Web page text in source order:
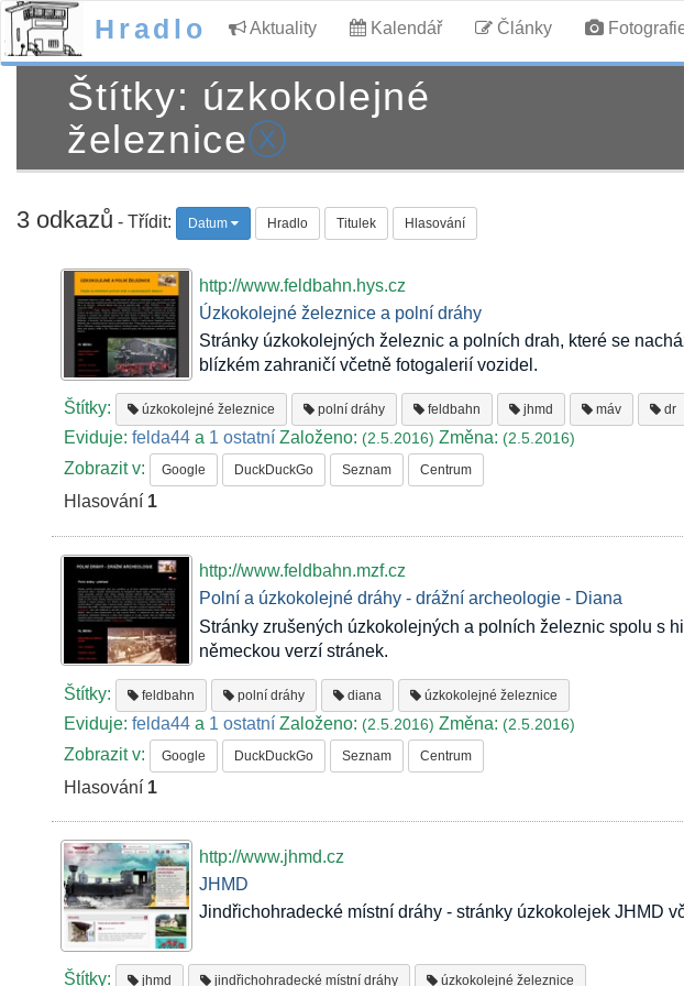
Hradlo Aktuality Kalendář Články
Štítky: úzkokolejné
železniceⓧ
3 odkazů - Třídit: Datum Hradlo Titulek Hlasování
http://www.feldbahn.hys.cz
Úzkokolejné železnice a polní dráhy
Stránky úzkokolejných železnic a polních drah, které se
blízkém zahraničí včetně fotogalerií vozidel.
Štítky: úzkokolejné železnice polní dráhy feldbahn jhmd máv dr
Eviduje:felda44 a 1 ostatní Založeno:(2.5.2016)Změna:(2.5.2016)
Zobrazit v: Google DuckDuckGo Seznam Centrum
Hlasování 1
http://www.feldbahn.mzf.cz
Polní a úzkokolejné dráhy - drážní archeologie - Diana
Stránky zrušených úzkokolejných a polních železnic spolu s
německou verzí stránek.
Štítky: feldbahn polní dráhy diana úzkokolejné železnice
Eviduje:felda44 a 1 ostatní Založeno:(2.5.2016)Změna:(2.5.2016)
Zobrazit v: Google DuckDuckGo Seznam Centrum
Hlasování 1
http://www.jhmd.cz
JHMD
Jindřichohradecké místní dráhy - stránky úzkokolejek JHMD
Štítky: jhmd jindřichohradecké místní dráhy úzkokolejné železnice